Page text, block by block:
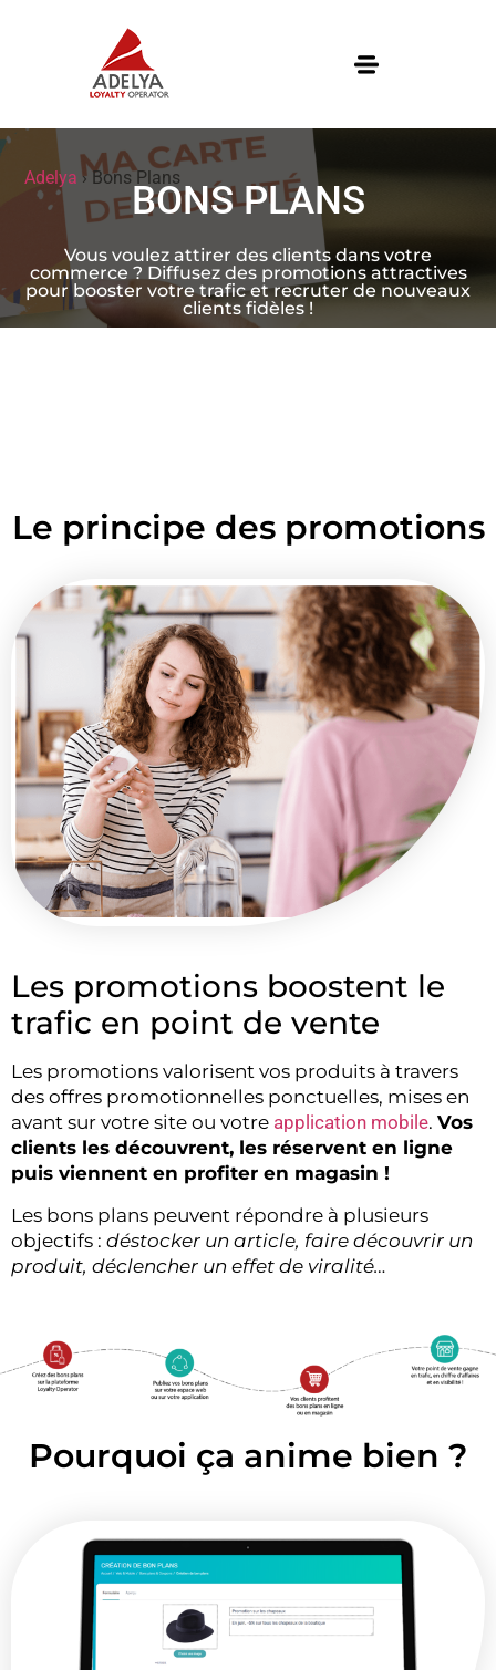
Adelya › Bons Plans
BONS PLANS
Vous voulez attirer des clients dans votre
commerce ? Diffusez des promotions attractives
pour booster votre trafic et recruter de nouveaux
clients fidèles !
Le principe des promotions
Les promotions boostent le
trafic en point de vente
Les promotions valorisent vos produits à travers
des offres promotionnelles ponctuelles, mises en
avant sur votre site ou votre application mobile. Vos
clients les découvrent, les réservent en ligne
puis viennent en profiter en magasin !
Les bons plans peuvent répondre à plusieurs
objectifs : déstocker un article, faire découvrir un
produit, déclencher un effet de viralité…
Pourquoi ça anime bien ?